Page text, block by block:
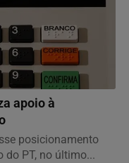
apoio à
posicionamento
PT, no último...